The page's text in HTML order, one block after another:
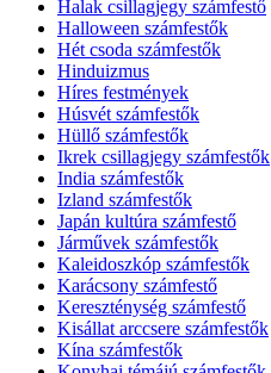
Halak csillagjegy számfestő
Halloween számfestők
Hét csoda számfestők
Hinduizmus
Híres festmények
Húsvét számfestők
Hüllő számfestők
Ikrek csillagjegy számfestők
India számfestők
Izland számfestők
Japán kultúra számfestő
Járművek számfestők
Kaleidoszkóp számfestők
Karácsony számfestő
Kereszténység számfestő
Kisállat arccsere számfestők
Kína számfestők